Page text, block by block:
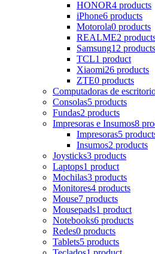
HONOR4 products
iPhone6 products
Motorola0 products
REALME2
Samsung12 products
TCL1 product
Xiaomi26 products
ZTE0 products
Computadoras de
Consolas5 products
Fundas2 products
Impresoras e Insumos8
Impresoras5
Insumos2 products
Joysticks3 products
Laptops1 product
Mochilas3 products
Monitores4 products
Mouse7 products
Mousepads1 product
Notebooks6 products
Redes0 products
Tablets5 products